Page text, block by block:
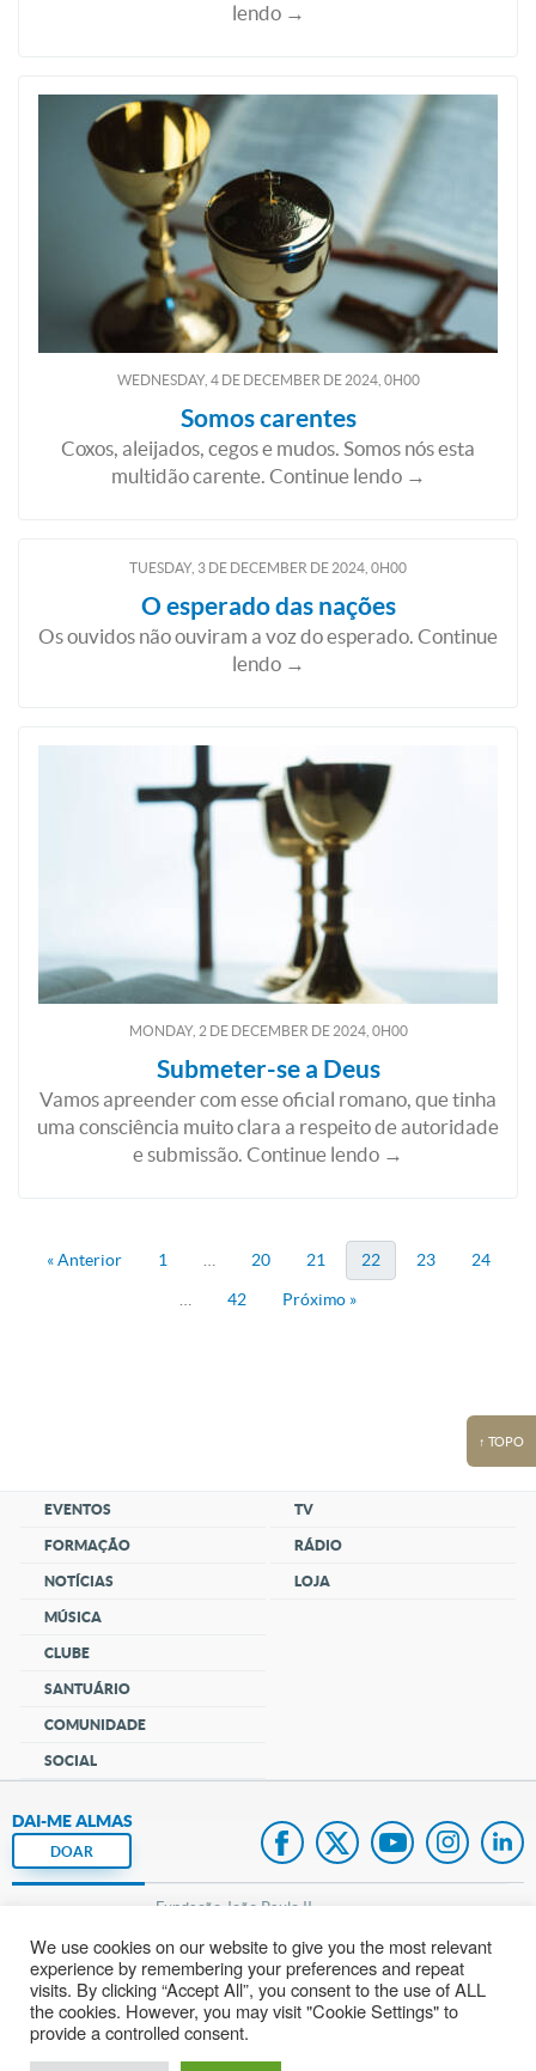
lendo →
WEDNESDAY, 4DEDECEMBER DE2024, 0H00
Somos carentes
Coxos, aleijados, cegos e mudos. Somos nós esta
multidão carente. Continue lendo →
TUESDAY, 3 DE DECEMBER DE 2024, 0H00
O esperado das nações
Os ouvidos não ouviram a voz do esperado. Continue
lendo →
MONDAY, 2 DEDECEMBER DE2024, 0H00
Submeter-se a Deus
Vamos apreender com esse oficial romano, que tinha
uma consciência muito clara a respeito de autoridade
e submissão. Continue lendo →
« Anterior 1 20 21 22 23 24
42 Próximo »
↑ TOPO
EVENTOS
FORMAÇÃO
NOTÍCIAS
MÚSICA
CLUBE
SANTUÁRIO
COMUNIDADE
SOCIAL
TV
RÁDIO
LOJA
DAI-ME ALMAS
DOAR
Fundação João Paulo II
Pedido de Oração
Mapa do site
We use cookies on our website to give you the most relevant
experience by remembering your preferences and repeat
visits. By clicking “Accept All”, you consent to the use of ALL
the cookies. However, you may visit "Cookie Settings" to
provide a controlled consent.